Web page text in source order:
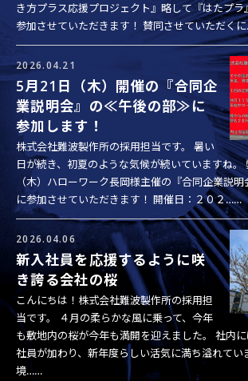
き方プラス応援プロジェクト』略して『はたプ
参加させていただきます！ 賛同させていただく
2026.04.21
5月21日（木）開催の『合同企
業説明会』の≪午後の部≫に
参加します！
株式会社難波製作所の採用担当です。 暑い
日が続き、初夏のような気候が続いていますね。
（木）ハローワーク長岡様主催の『合同企業説
に参加させていただきます！ 開催日：２０２……
2026.04.06
新入社員を応援するように咲
き誇る会社の桜
こんにちは！株式会社難波製作所の採用担
当です。 ４月の柔らかな風に乗って、今年
も敷地内の桜が今年も満開を迎えました。 社内
社員が加わり、新年度らしい活気に満ち溢れてい
境……